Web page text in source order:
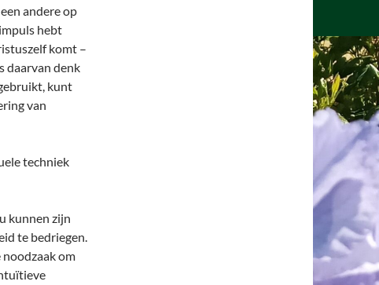
andere op
hebt
komt –
daarvan denk
kunt
van
techniek
kunnen zijn
te bedriegen.
noodzaak om